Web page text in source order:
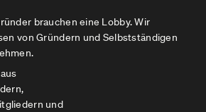
brauchen eine Lobby. Wir
von Gründern und Selbstständigen
und